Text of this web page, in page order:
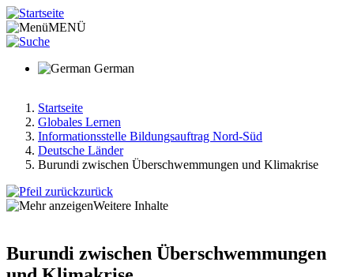
Direkt
zum
Inhalt
MENÜ
German
Pfadnavigation
Startseite
Globales Lernen
Informationsstelle Bildungsauftrag Nord-Süd
Deutsche Länder
Burundi zwischen Überschwemmungen und Klimakrise
zurück
Weitere Inhalte
Burundi zwischen Überschwemmungen